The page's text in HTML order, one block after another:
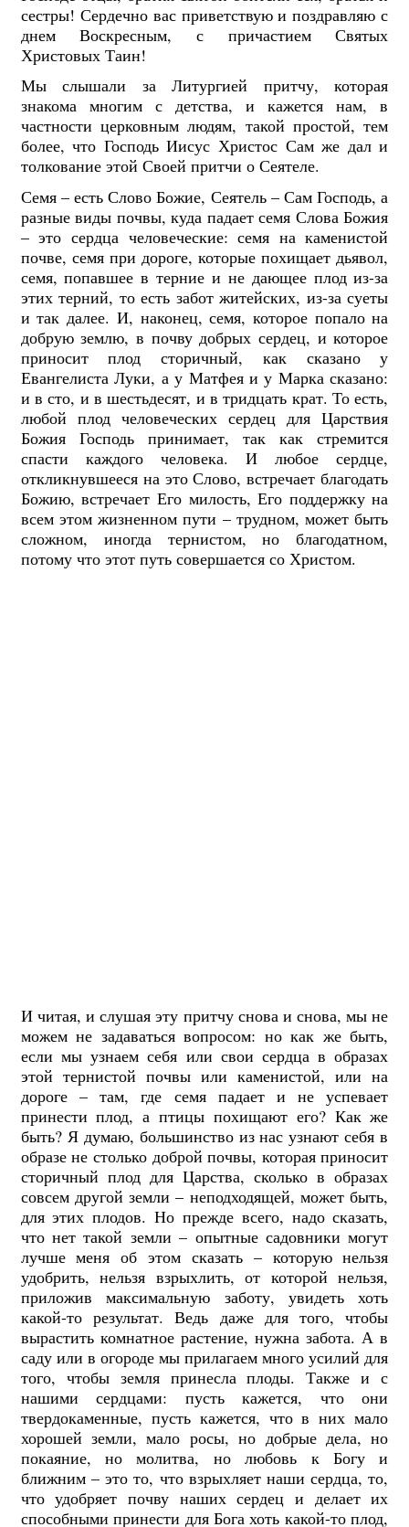
сестры! Сердечно вас приветствую и поздравляю с
днем Воскресным, с причастием Святых
Христовых Таин!
Мы слышали за Литургией притчу, которая
знакома многим с детства, и кажется нам, в
частности церковным людям, такой простой, тем
более, что Господь Иисус Христос Сам же дал и
толкование этой Своей притчи о Сеятеле.
Семя – есть Слово Божие, Сеятель – Сам Господь, а
разные виды почвы, куда падает семя Слова Божия
– это сердца человеческие: семя на каменистой
почве, семя при дороге, которые похищает дьявол,
семя, попавшее в терние и не дающее плод из-за
этих терний, то есть забот житейских, из-за суеты
и так далее. И, наконец, семя, которое попало на
добрую землю, в почву добрых сердец, и которое
приносит плод сторичный, как сказано у
Евангелиста Луки, а у Матфея и у Марка сказано:
и в сто, и в шестьдесят, и в тридцать крат. То есть,
любой плод человеческих сердец для Царствия
Божия Господь принимает, так как стремится
спасти каждого человека. И любое сердце,
откликнувшееся на это Слово, встречает благодать
Божию, встречает Его милость, Его поддержку на
всем этом жизненном пути – трудном, может быть
сложном, иногда тернистом, но благодатном,
потому что этот путь совершается со Христом.
И читая, и слушая эту притчу снова и снова, мы не
можем не задаваться вопросом: но как же быть,
если мы узнаем себя или свои сердца в образах
этой тернистой почвы или каменистой, или на
дороге – там, где семя падает и не успевает
принести плод, а птицы похищают его? Как же
быть? Я думаю, большинство из нас узнают себя в
образе не столько доброй почвы, которая приносит
сторичный плод для Царства, сколько в образах
совсем другой земли – неподходящей, может быть,
для этих плодов. Но прежде всего, надо сказать,
что нет такой земли – опытные садовники могут
лучше меня об этом сказать – которую нельзя
удобрить, нельзя взрыхлить, от которой нельзя,
приложив максимальную заботу, увидеть хоть
какой-то результат. Ведь даже для того, чтобы
вырастить комнатное растение, нужна забота. А в
саду или в огороде мы прилагаем много усилий для
того, чтобы земля принесла плоды. Также и с
нашими сердцами: пусть кажется, что они
твердокаменные, пусть кажется, что в них мало
хорошей земли, мало росы, но добрые дела, но
покаяние, но молитва, но любовь к Богу и
ближним – это то, что взрыхляет наши сердца, то,
что удобряет почву наших сердец и делает их
способными принести для Бога хоть какой-то плод,